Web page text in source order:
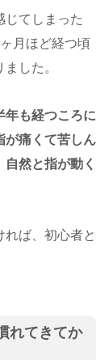
てしまった
月ほど経つ頃
した。
年も経つころに
が痛くて苦しん
然と指が動く
れば、初心者と
れてきてか